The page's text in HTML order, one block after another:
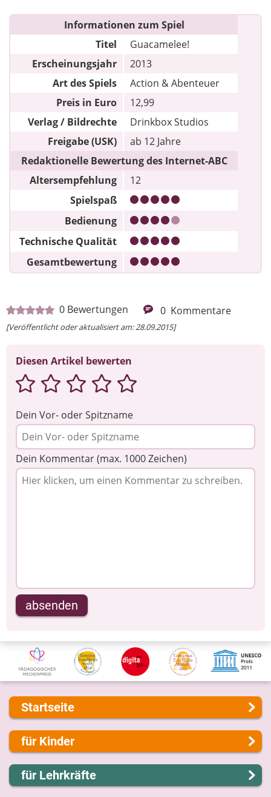
Informationen zum Spiel
Titel
Guacamelee!
Erscheinungsjahr
2013
Art des Spiels
Action & Abenteuer
Preis in Euro
12,99
Verlag / Bildrechte
Drinkbox Studios
Freigabe (USK)
ab 12 Jahre
Redaktionelle Bewertung des Internet-ABC
Altersempfehlung
12
Spielspaß
Bedienung
Technische Qualität
Gesamtbewertung
0 Bewertungen 0 Kommentare
[Veröffentlicht oder aktualisiert am: 28.09.2015]
Diesen Artikel bewerten
Dein Vor- oder Spitzname
Dein Kommentar (max. 1000 Zeichen)
absenden
Startseite
Über uns
Presse
Kontakt
Impressum
für Kinder
Lernen und Schule
Hobby und Freizeit
für Lehrkräfte